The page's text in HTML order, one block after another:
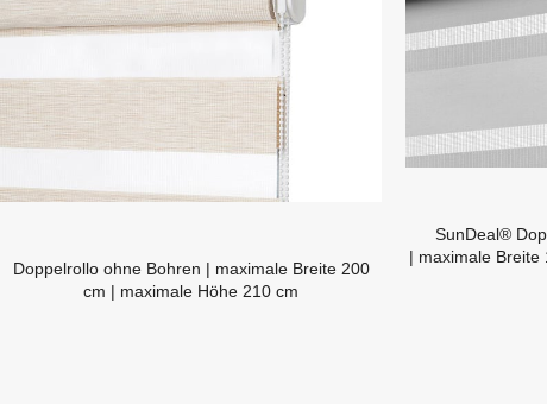
Doppelrollo ohne Bohren | maximale Breite 200
cm | maximale Höhe 210 cm
SunDeal®
| maximale Breite